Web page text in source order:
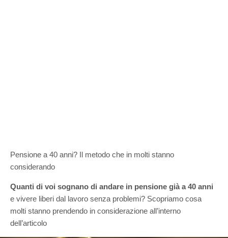
Pensione a 40 anni? Il metodo che in molti stanno
considerando
Quanti di voi sognano di andare in pensione già a 40 anni
e vivere liberi dal lavoro senza problemi? Scopriamo cosa
molti stanno prendendo in considerazione all’interno
dell’articolo